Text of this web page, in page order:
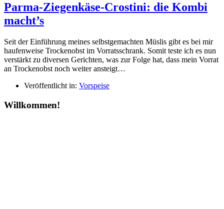
Parma-Ziegenkäse-Crostini: die Kombi
macht’s
Seit der Einführung meines selbstgemachten Müslis gibt es bei mir
haufenweise Trockenobst im Vorratsschrank. Somit teste ich es nun
verstärkt zu diversen Gerichten, was zur Folge hat, dass mein Vorrat
an Trockenobst noch weiter ansteigt…
Veröffentlicht in: Vorspeise
Willkommen!